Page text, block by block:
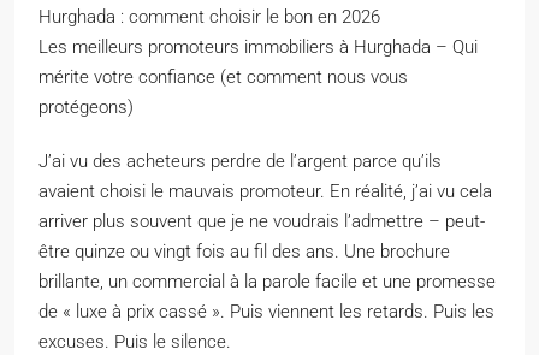
Hurghada : comment choisir le bon en 2026
Les meilleurs promoteurs immobiliers à Hurghada – Qui
mérite votre confiance (et comment nous vous
protégeons)
J’ai vu des acheteurs perdre de l’argent parce qu’ils
avaient choisi le mauvais promoteur. En réalité, j’ai vu cela
arriver plus souvent que je ne voudrais l’admettre – peut-
être quinze ou vingt fois au fil des ans. Une brochure
brillante, un commercial à la parole facile et une promesse
de « luxe à prix cassé ». Puis viennent les retards. Puis les
excuses. Puis le silence.